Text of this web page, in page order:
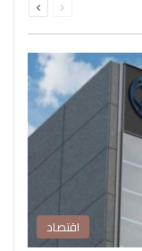
الصفحةالصفحة
اقتصاد